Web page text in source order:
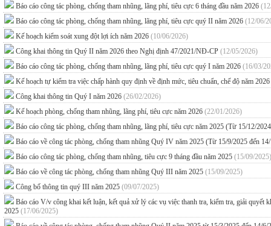
Báo cáo công tác phòng, chống tham nhũng, lãng phí, tiêu cực 6 tháng đầu năm 2026
Báo cáo công tác phòng, chống tham nhũng, lãng phí, tiêu cực quý II năm 2026 (12/06/
Kế hoạch kiểm soát xung đột lợi ích năm 2026 (10/06/2026)
Công khai thông tin Quý II năm 2026 theo Nghị định 47/2021/NĐ-CP (12/05/2026)
Báo cáo công tác phòng, chống tham nhũng, lãng phí, tiêu cực quý I năm 2026 (16/03/
Kế hoạch tự kiểm tra việc chấp hành quy định về định mức, tiêu chuẩn, chế độ năm 2026
Công khai thông tin Quý I năm 2026 (26/02/2026)
Kế hoạch phòng, chống tham nhũng, lãng phí, tiêu cực năm 2026 (22/01/2026)
Báo cáo công tác phòng, chống tham nhũng, lãng phí, tiêu cực năm 2025 (Từ 15/12/
Báo cáo về công tác phòng, chống tham nhũng Quý IV năm 2025 (Từ 15/9/2025 đến
Báo cáo công tác phòng, chống tham nhũng, tiêu cực 9 tháng đầu năm 2025 (15/09/2025)
Báo cáo về công tác phòng, chống tham nhũng Quý III năm 2025 (15/09/2025)
Công bố thông tin quý III năm 2025 (09/07/2025)
Báo cáo V/v công khai kết luận, kết quả xử lý các vụ việc thanh tra, kiểm tra, giải
2025 (17/06/2025)